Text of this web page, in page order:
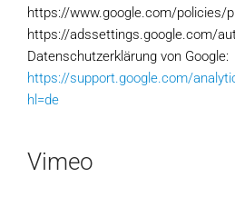
https://www.google.com/policies/
https://adssettings.google.com/
Datenschutzerklärung von Google:
https://support.google.com/
hl=de
Vimeo